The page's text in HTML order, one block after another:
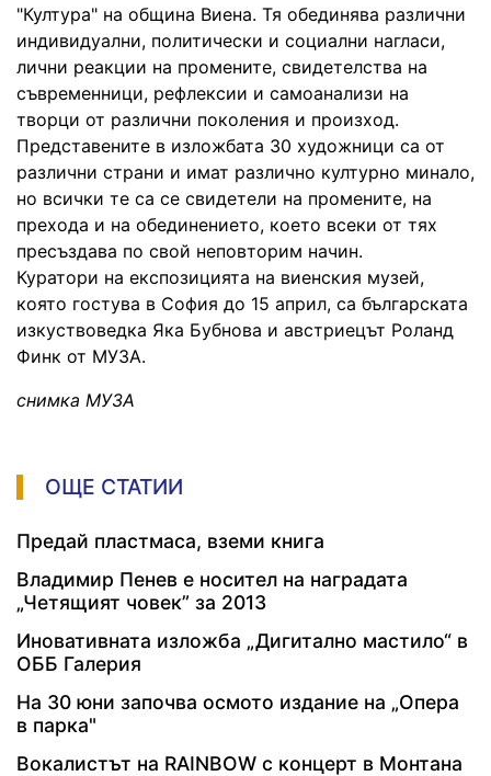
"Култура" на община Виена. Тя обединява различни
индивидуални, политически и социални нагласи,
лични реакции на промените, свидетелства на
съвременници, рефлексии и самоанализи на
творци от различни поколения и произход.
Представените в изложбата 30 художници са от
различни страни и имат различно културно минало,
но всички те са се свидетели на промените, на
прехода и на обединението, което всеки от тях
пресъздава по свой неповторим начин.
Куратори на експозицията на виенския музей,
която гостува в София до 15 април, са българската
изкуствоведка Яка Бубнова и австриецът Роланд
Финк от МУЗА.
снимка МУЗА
ОЩЕ СТАТИИ
Предай пластмаса, вземи книга
Владимир Пенев е носител на наградата
„Четящият човек” за 2013
Иновативната изложба „Дигитално мастило“ в
ОББ Галерия
На 30 юни започва осмото издание на „Опера
в парка"
Вокалистът на RAINBOW с концерт в Монтана